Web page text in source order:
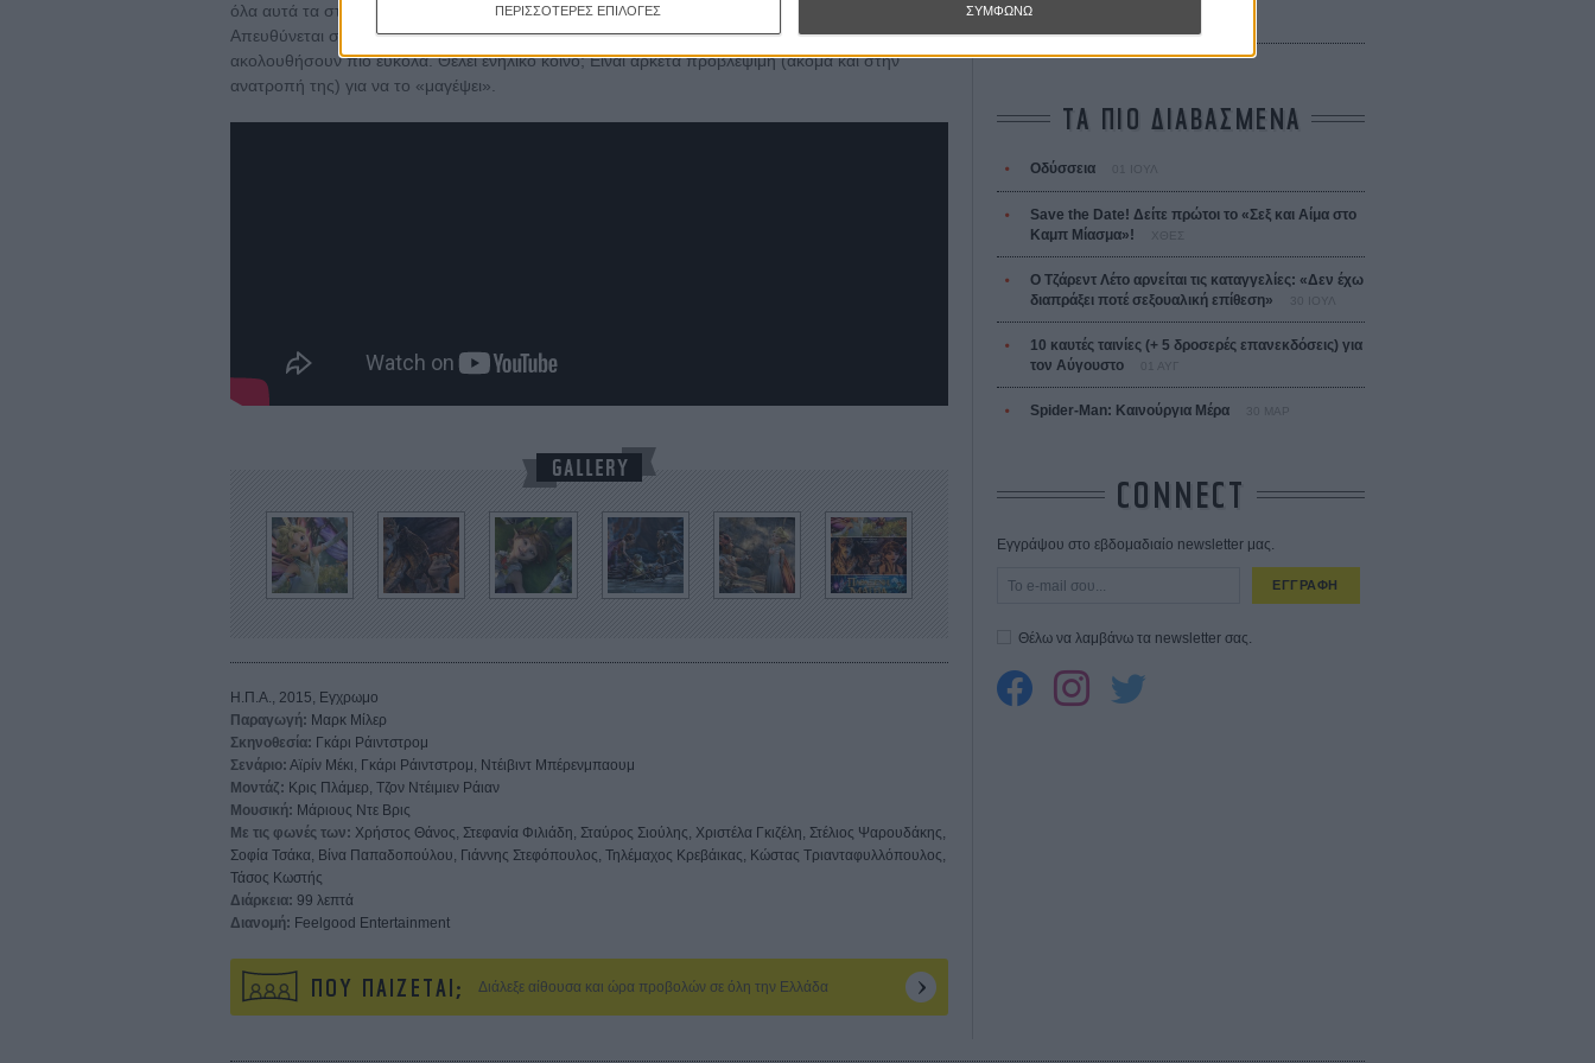
ΠΕΡΙΣΣΟΤΕΡΕΣ ΕΠΙΛΟΓΕΣ ΣΥΜΦΩΝΩ
όλα αυτά τα στοιχεία, όλες αυτές οι διαφορετικές επιρροές μπερδεύουν τον τόνο της.
Απευθύνεται σε παιδιά; Γιατί τότε θα έπρεπε να είχε μείνει λίγο πιο απλή για να μπορούν να την
ακολουθήσουν πιο εύκολα. Θέλει ενήλικο κοινό; Είναι αρκετά προβλέψιμη (ακόμα και στην
ανατροπή της) για να το «μαγέψει».
Η.Π.Α., 2015, Εγχρωμο
Παραγωγή: Μαρκ Μίλερ
Σκηνοθεσία: Γκάρι Ράιντστρομ
Σενάριο: Αϊρίν Μέκι, Γκάρι Ράιντστρομ, Ντέιβιντ Μπέρενμπαουμ
Μοντάζ: Κρις Πλάμερ, Τζον Ντέιμιεν Ράιαν
Μουσική: Μάριους Ντε Βρις
Με τις φωνές των: Χρήστος Θάνος, Στεφανία Φιλιάδη, Σταύρος Σιούλης, Χριστέλα Γκιζέλη, Στέλιος Ψαρουδάκης,
Σοφία Τσάκα, Βίνα Παπαδοπούλου, Γιάννης Στεφόπουλος, Τηλέμαχος Κρεβάικας, Κώστας Τριανταφυλλόπουλος,
Τάσος Κωστής
Διάρκεια: 99 λεπτά
Διανομή: Feelgood Entertainment
ΠΟΥ ΠΑΙΖΕΤΑΙ; Διάλεξε αίθουσα και ώρα προβολών σε όλη την Ελλάδα
Tacones lejanos
Πέδρο Αλμοδόβαρ
ΤΑ ΠΙΟ ΔΙΑΒΑΣΜΕΝΑ
Οδύσσεια
Save the Date! Δείτε πρώτοι το «Σεξ και Αίμα στο
Καμπ Μίασμα»!
ΧΘΕΣ
Ο Τζάρεντ Λέτο αρνείται τις καταγγελίες: «Δεν έχω
διαπράξει ποτέ σεξουαλική επίθεση»
10 καυτές ταινίες (+ 5 δροσερές επανεκδόσεις) για
τον Αύγουστο
Spider-Man: Καινούργια Μέρα 30 ΜΑΡ
CONNECT
Εγγράψου στο εβδομαδιαίο newsletter μας.
ΕΓΓΡΑΦΗ
Θέλω να λαμβάνω τα newsletter σας.